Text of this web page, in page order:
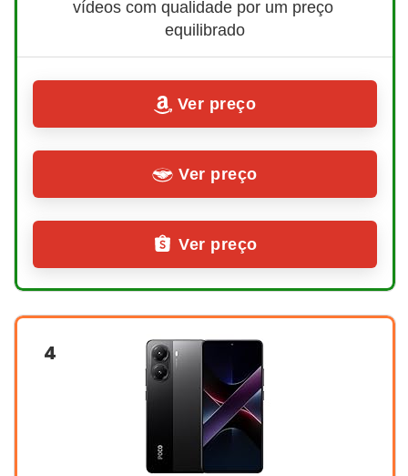
vídeos com qualidade por um preço
equilibrado
Ver preço
Ver preço
Ver preço
4